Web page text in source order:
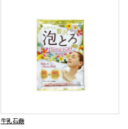
牛乳石鹸